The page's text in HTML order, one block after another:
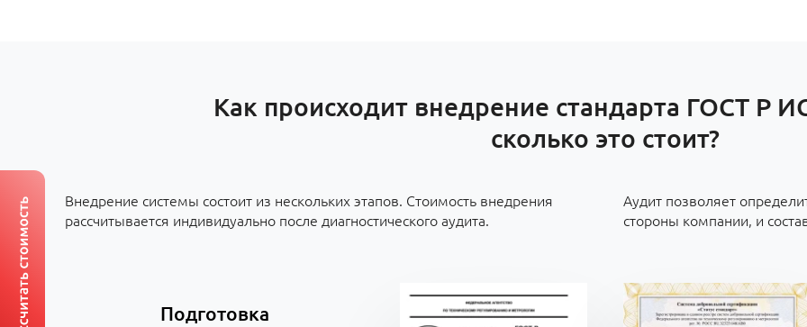
Как происходит внедрение стандарта ГОСТ Р
сколько это стоит?
Внедрение системы состоит из нескольких этапов. Стоимость внедрения
рассчитывается индивидуально после диагностического аудита.
Аудит позволяет
стороны компании, и
Подготовка